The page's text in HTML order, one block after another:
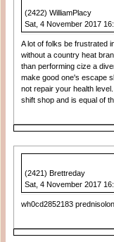
(2422) WilliamPlacy
Sat, 4 November 2017
A lot of folks be frustrated
without a country heat
than performing cize a
make good one's escape
not repair your health
shift shop and is equal of
(2421) Brettreday
Sat, 4 November 2017
wh0cd2852183